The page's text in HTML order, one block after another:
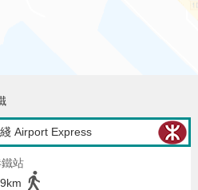
Airport Express
站